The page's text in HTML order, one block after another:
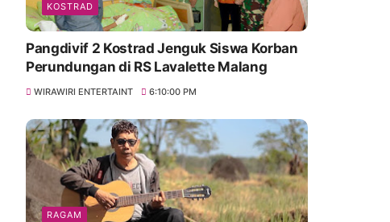
KOSTRAD
Pangdivif 2 Kostrad Jenguk Siswa Korban
Perundungan di RS Lavalette Malang
WIRAWIRI ENTERTAINT 6:10:00 PM
RAGAM